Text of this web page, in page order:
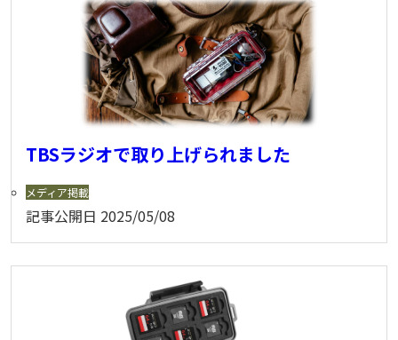
TBSラジオで取り上げられました
メディア掲載
記事公開日 2025/05/08